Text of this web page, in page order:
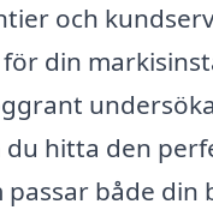
och
din
hitta den
passar både din